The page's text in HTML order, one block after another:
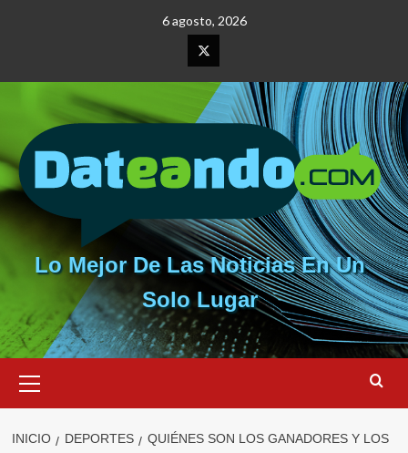
6 agosto, 2026
Elemento
del
menú
Lo Mejor De Las Noticias En Un
Solo Lugar
primario
INICIO DEPORTES
QUIÉNES SON LOS GANADORES Y LOS